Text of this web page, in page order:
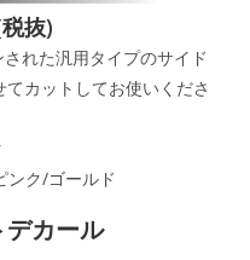
抜)
れた汎用タイプのサイド
カットしてお使いくださ
ンク/ゴールド
カール